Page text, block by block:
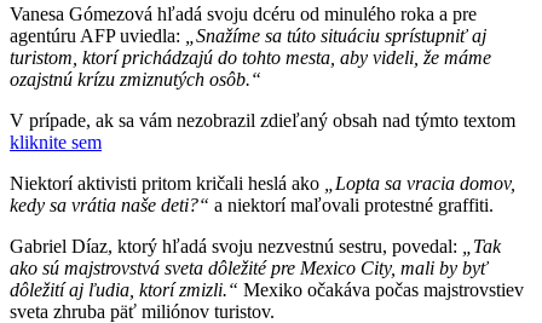
Vanesa Gómezová hľadá svoju dcéru od minulého roka a pre
agentúru AFP uviedla:
„Snažíme sa túto situáciu sprístupniť aj
turistom, ktorí prichádzajú do tohto mesta, aby videli, že máme
ozajstnú krízu zmiznutých osôb.“
V prípade, ak sa vám nezobrazil zdieľaný obsah nad týmto textom
kliknite sem
Niektorí aktivisti pritom kričali heslá ako
„Lopta sa vracia domov,
kedy sa vrátia naše deti?“ a niektorí maľovali protestné graffiti.
Gabriel Díaz, ktorý hľadá svoju nezvestnú sestru, povedal:
„Tak
ako sú majstrovstvá sveta dôležité pre Mexico City, mali by byť
dôležití aj ľudia, ktorí zmizli.“ Mexiko očakáva počas majstrovstiev
sveta zhruba päť miliónov turistov.